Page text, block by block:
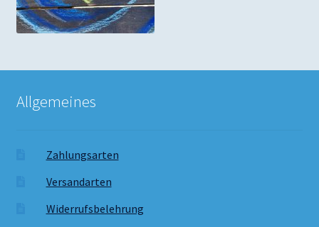
Allgemeines
Zahlungsarten
Versandarten
Widerrufsbelehrung